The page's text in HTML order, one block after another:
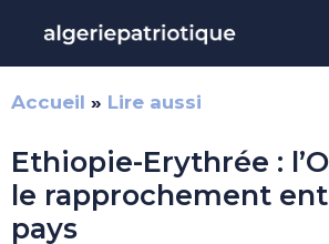
contenu
Accueil » Lire aussi
Ethiopie-Erythrée :
le rapprochement
pays